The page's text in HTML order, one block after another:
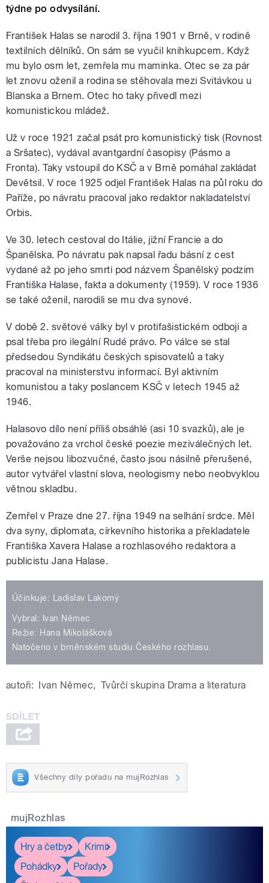
týdne po odvysílání.
František Halas se narodil 3. října 1901 v Brně, v rodině
textilních dělníků. On sám se vyučil knihkupcem. Když
mu bylo osm let, zemřela mu maminka. Otec se za pár
let znovu oženil a rodina se stěhovala mezi Svitávkou u
Blanska a Brnem. Otec ho taky přivedl mezi
komunistickou mládež.
Už v roce 1921 začal psát pro komunistický tisk (Rovnost
a Sršatec), vydával avantgardní časopisy (Pásmo a
Fronta). Taky vstoupil do KSČ a v Brně pomáhal zakládat
Devětsil. V roce 1925 odjel František Halas na půl roku do
Paříže, po návratu pracoval jako redaktor nakladatelství
Orbis.
Ve 30. letech cestoval do Itálie, jižní Francie a do
Španělska. Po návratu pak napsal řadu básní z cest
vydané až po jeho smrti pod názvem Španělský podzim
Františka Halase, fakta a dokumenty (1959). V roce 1936
se také oženil, narodili se mu dva synové.
V době 2. světové války byl v protifašistickém odboji a
psal třeba pro ilegální Rudé právo. Po válce se stal
předsedou Syndikátu českých spisovatelů a taky
pracoval na ministerstvu informací. Byl aktivním
komunistou a taky poslancem KSČ v letech 1945 až
1946.
Halasovo dílo není příliš obsáhlé (asi 10 svazků), ale je
považováno za vrchol české poezie meziválečných let.
Verše nejsou libozvučné, často jsou násilně přerušené,
autor vytvářel vlastní slova, neologismy nebo neobvyklou
větnou skladbu.
Zemřel v Praze dne 27. října 1949 na selhání srdce. Měl
dva syny, diplomata, církevního historika a překladatele
Františka Xavera Halase a rozhlasového redaktora a
publicistu Jana Halase.
Účinkuje: Ladislav Lakomý
Vybral: Ivan Němec
Režie: Hana Mikolášková
Natočeno v brněnském studiu Českého rozhlasu.
autoři: Ivan Němec, Tvůrčí skupina Drama a literatura
Všechny díly pořadu na mujRozhlas
mujRozhlas
Hry a četby
Krimi
Pohádky
Pořady